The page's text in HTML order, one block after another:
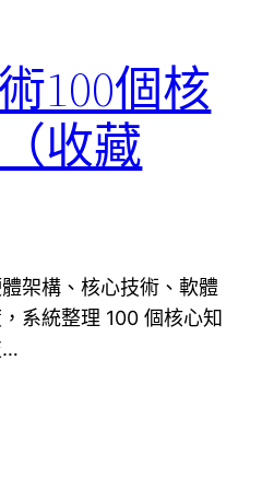
100個核
收藏
架構、核心技術、軟體
系統整理 100 個核心知
…